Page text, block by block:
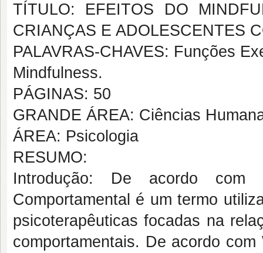
TÍTULO: EFEITOS DO
CRIANÇAS E ADOLESCENTES
PALAVRAS-CHAVES: Funções
Mindfulness.
PÁGINAS: 50
GRANDE ÁREA: Ciências
ÁREA: Psicologia
RESUMO:
Introdução: De acordo
Comportamental é um termo
psicoterapêuticas focadas na
comportamentais. De acordo